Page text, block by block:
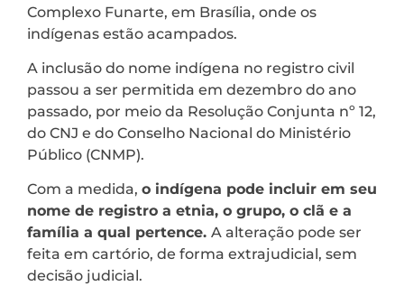
Complexo Funarte, em Brasília, onde os
indígenas estão acampados.
A inclusão do nome indígena no registro civil
passou a ser permitida em dezembro do ano
passado, por meio da Resolução Conjunta nº 12,
do CNJ e do Conselho Nacional do Ministério
Público (CNMP).
Com a medida, o indígena pode incluir em seu
nome de registro a etnia, o grupo, o clã e a
família a qual pertence. A alteração pode ser
feita em cartório, de forma extrajudicial, sem
decisão judicial.